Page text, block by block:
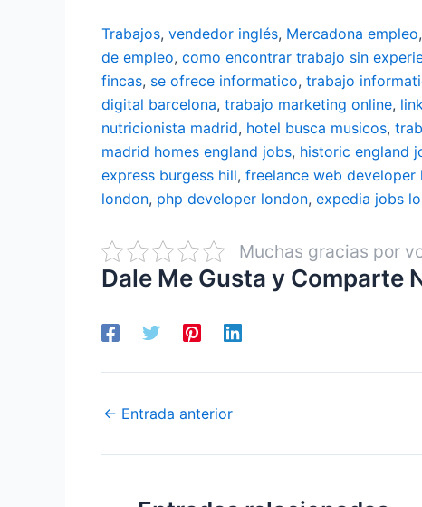
Trabajos, vendedor inglés, Mercadona empleo,
de empleo, como encontrar trabajo sin
fincas, se ofrece informatico, trabajo
digital barcelona, trabajo marketing online,
nutricionista madrid, hotel busca musicos,
madrid homes england jobs, historic england
express burgess hill, freelance web developer
london, php developer london, expedia jobs
Muchas gracias por
Dale Me Gusta y Comparte
← Entrada anterior